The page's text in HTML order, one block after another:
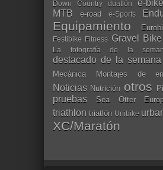
Down Country duatlón e-
MTB
e-road e-Sports
Equipamiento
Festibike Fitness Gravel Bike
La fotografía de la
destacado de la semana
Mecánica
Montajes de
Noticias Nutrición otros
pruebas Sea Otter
triathlon triatlón Unibike
XC/Maratón